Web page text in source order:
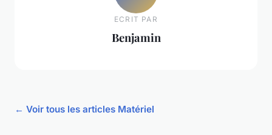
ECRIT PAR
Benjamin
← Voir tous les articles Matériel